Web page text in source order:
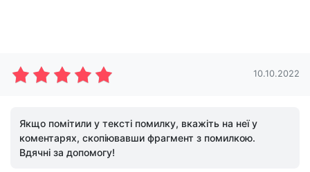
10.10.2022
Якщо помітили у тексті помилку, вкажіть на неї у
коментарях, скопіювавши фрагмент з помилкою.
Вдячні за допомогу!